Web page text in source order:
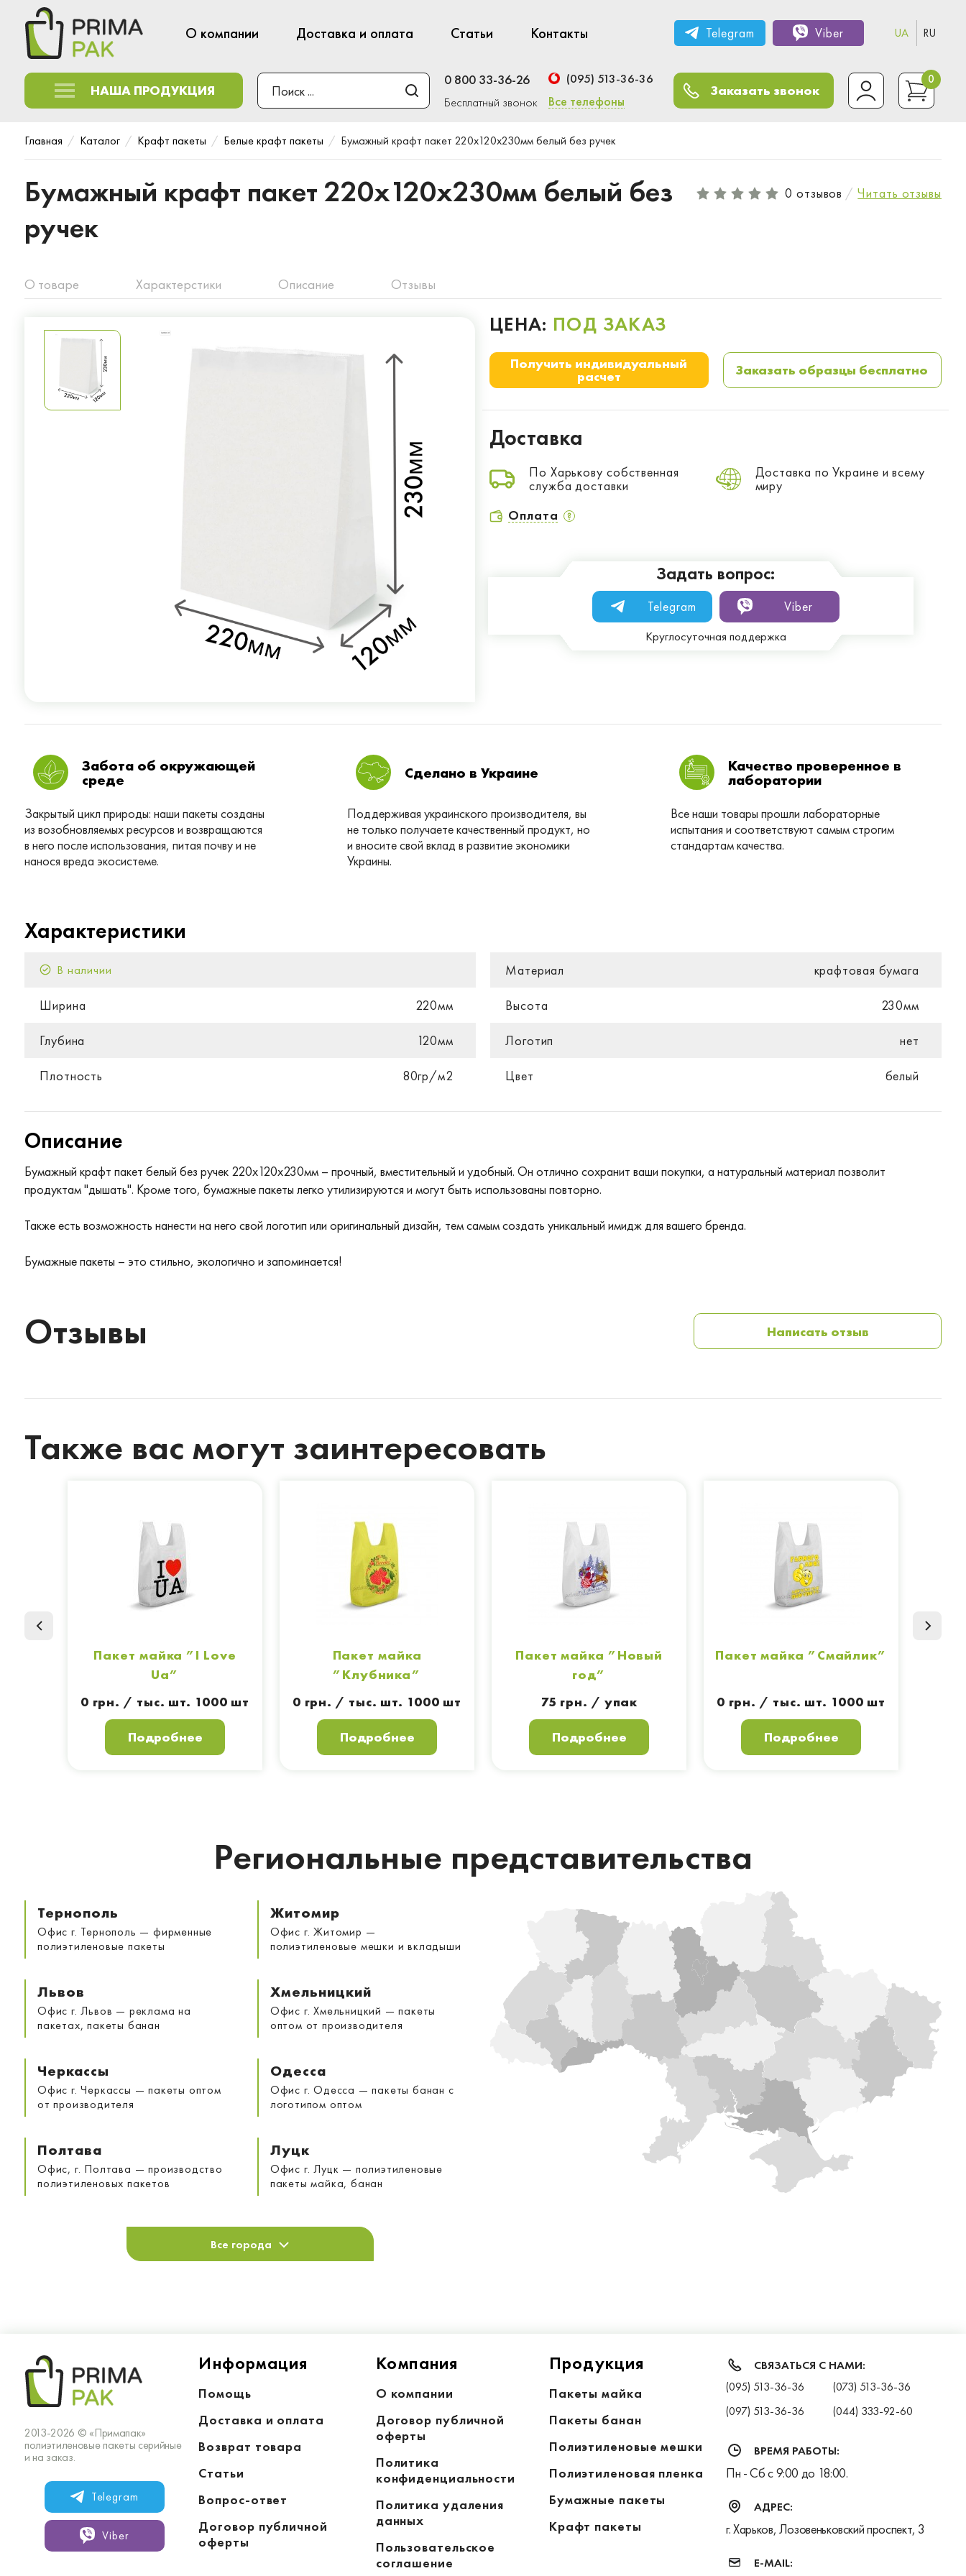
О компании Доставка и оплата Статьи Контакты Telegram Viber UA RU
НАША ПРОДУКЦИЯ
0 800 33-36-26
Бесплатный звонок
(095) 513-36-36
Все телефоны
Заказать звонок
0
Главная Каталог Крафт пакеты Белые крафт пакеты Бумажный крафт пакет 220x120x230мм белый без ручек
Бумажный крафт пакет 220x120x230мм белый без
ручек
0 отзывов Читать отзывы
О товаре Характерстики Описание Отзывы
ЦЕНА: ПОД ЗАКАЗ
Получить индивидуальный
расчет Заказать образцы бесплатно
Доставка
По Харькову собственная
служба доставки
Доставка по Украине и всему
миру
Оплата
Задать вопрос:
Telegram Viber
Круглосуточная поддержка
Забота об окружающей
среде
Закрытый цикл природы: наши пакеты созданы
из возобновляемых ресурсов и возвращаются
в него после использования, питая почву и не
нанося вреда экосистеме.
Сделано в Украине
Поддерживая украинского производителя, вы
не только получаете качественный продукт, но
и вносите свой вклад в развитие экономики
Украины.
Качество проверенное в
лаборатории
Все наши товары прошли лабораторные
испытания и соответствуют самым строгим
стандартам качества.
Характеристики
В наличии Материал крафтовая бумага
Ширина 220мм Высота 230мм
Глубина 120мм Логотип нет
Плотность 80гр/м2 Цвет белый
Описание
Бумажный крафт пакет белый без ручек 220x120x230мм – прочный, вместительный и удобный. Он отлично сохранит ваши покупки, а натуральный материал позволит
продуктам "дышать". Кроме того, бумажные пакеты легко утилизируются и могут быть использованы повторно.
Также есть возможность нанести на него свой логотип или оригинальный дизайн, тем самым создать уникальный имидж для вашего бренда.
Бумажные пакеты – это стильно, экологично и запоминается!
Отзывы Написать отзыв
Также вас могут заинтересовать
Пакет майка ”I Love
Ua”
0 грн. / тыс. шт. 1000 шт
Подробнее
Пакет майка
”Клубника”
0 грн. / тыс. шт. 1000 шт
Подробнее
Пакет майка ”Новый
год”
75 грн. / упак
Подробнее
Пакет майка ”Смайлик”
0 грн. / тыс. шт. 1000 шт
Подробнее
Региональные представительства
Тернополь
Офис г. Тернополь — фирменные
полиэтиленовые пакеты
Житомир
Офис г. Житомир —
полиэтиленовые мешки и вкладыши
Львов
Офис г. Львов — реклама на
пакетах, пакеты банан
Хмельницкий
Офис г. Хмельницкий — пакеты
оптом от производителя
Черкассы
Офис г. Черкассы — пакеты оптом
от производителя
Одесса
Офис г. Одесса — пакеты банан с
логотипом оптом
Полтава
Офис, г. Полтава — производство
полиэтиленовых пакетов
Луцк
Офис г. Луцк — полиэтиленовые
пакеты майка, банан
Все города
2013-2026 © «Примапак»
полиэтиленовые пакеты серийные
и на заказ.
Telegram
Viber
Информация
Помощь
Доставка и оплата
Возврат товара
Статьи
Вопрос-ответ
Договор публичной
оферты
Компания
О компании
Договор публичной
оферты
Политика
конфиденциальности
Политика удаления
данных
Пользовательское
соглашение
Продукция
Пакеты майка
Пакеты банан
Полиэтиленовые мешки
Полиэтиленовая пленка
Бумажные пакеты
Крафт пакеты
СВЯЗАТЬСЯ С НАМИ:
(095) 513-36-36
(073) 513-36-36
(097) 513-36-36
(044) 333-92-60
ВРЕМЯ РАБОТЫ:
Пн - Сб с 9:00 до 18:00.
АДРЕС:
г. Харьков, Лозовеньковский проспект, 3
E-MAIL: